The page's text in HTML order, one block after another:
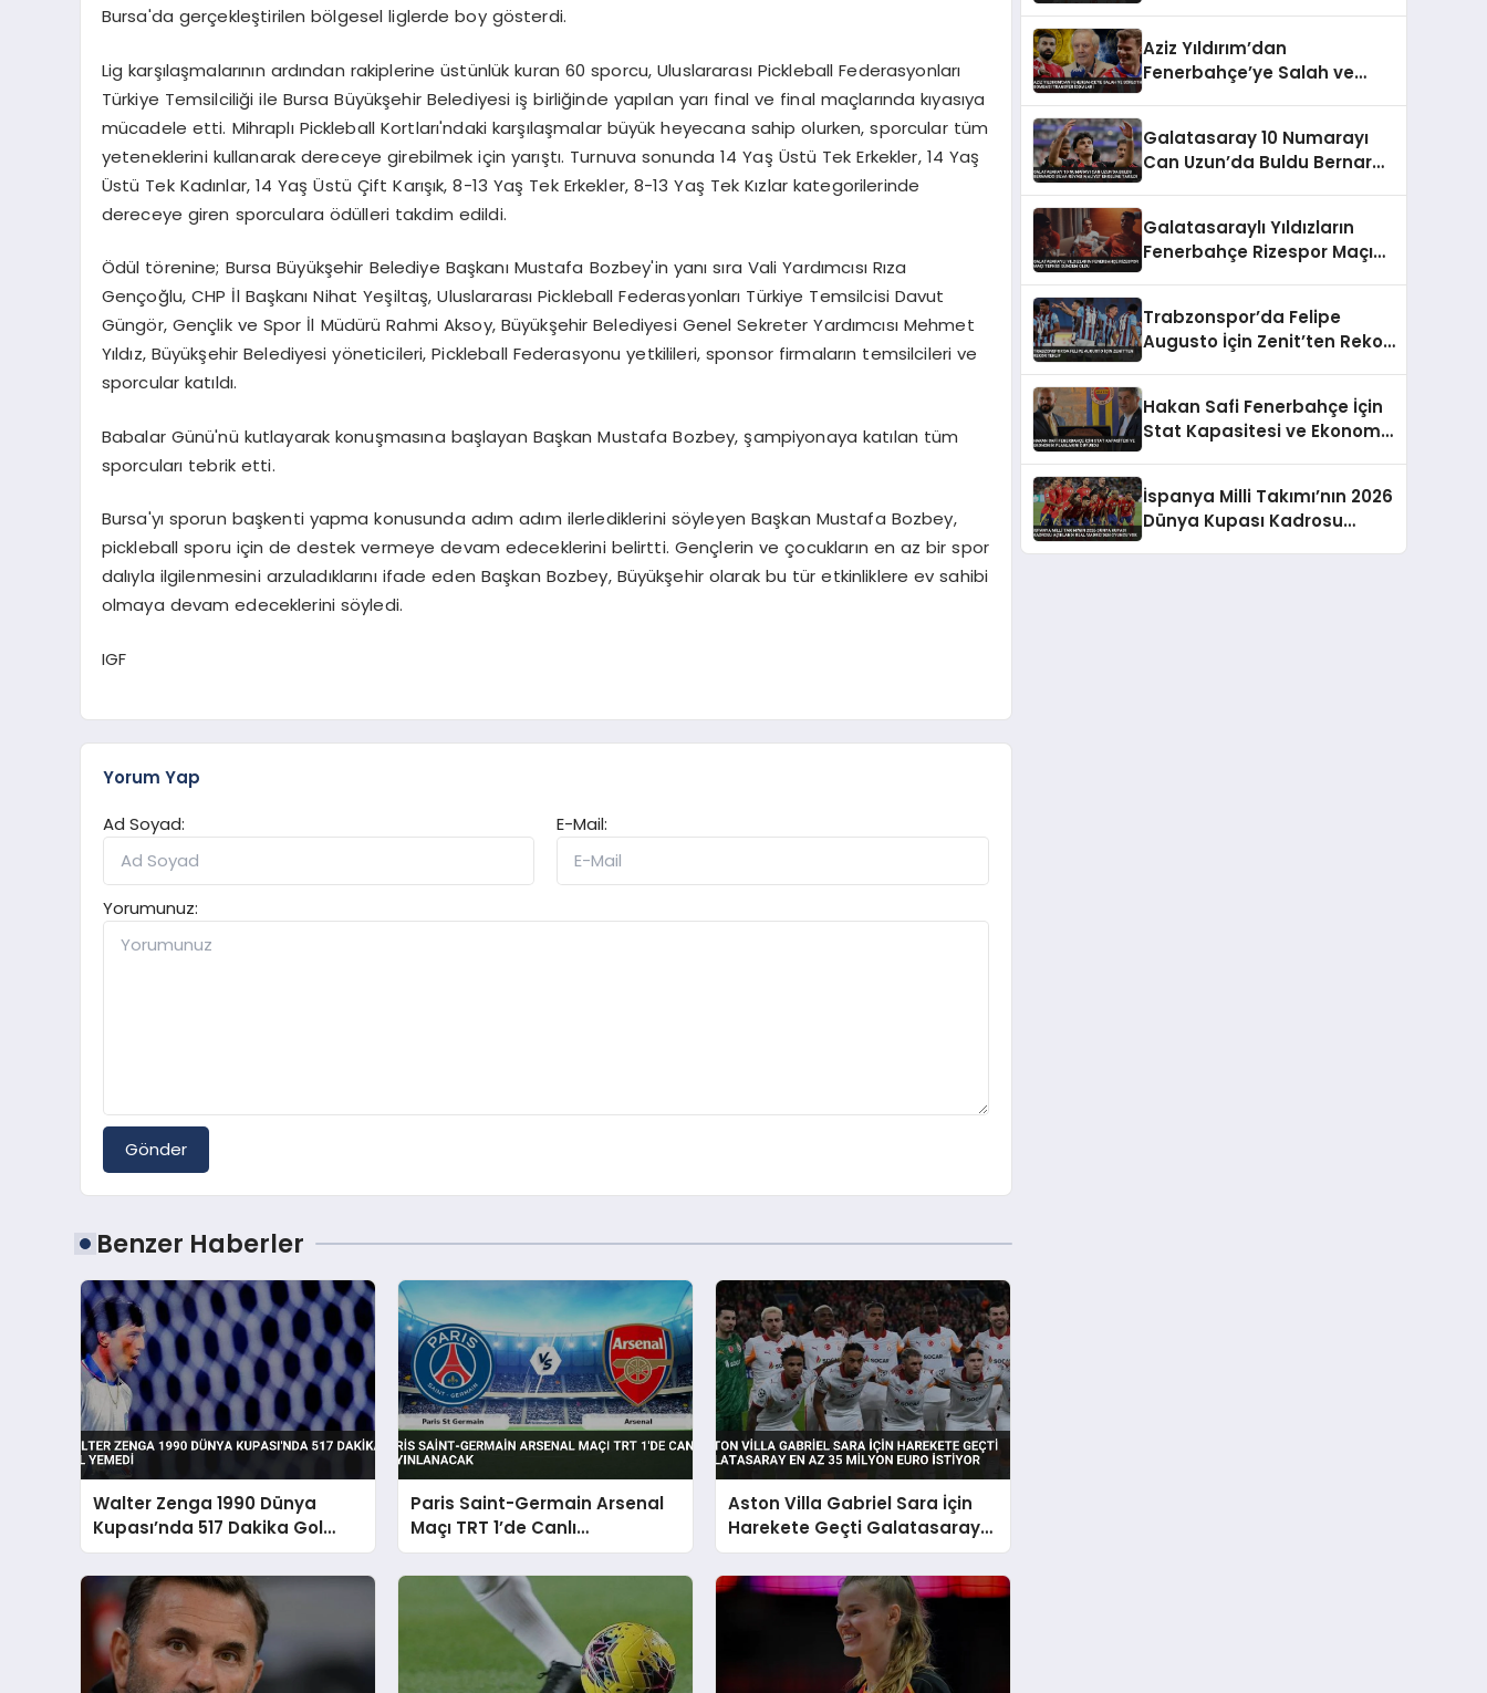
Bursa'da gerçekleştirilen bölgesel liglerde boy gösterdi.
Lig karşılaşmalarının ardından rakiplerine üstünlük kuran 60 sporcu, Uluslararası Pickleball Federasyonları
Türkiye Temsilciliği ile Bursa Büyükşehir Belediyesi iş birliğinde yapılan yarı final ve final maçlarında kıyasıya
mücadele etti. Mihraplı Pickleball Kortları'ndaki karşılaşmalar büyük heyecana sahip olurken, sporcular tüm
yeteneklerini kullanarak dereceye girebilmek için yarıştı. Turnuva sonunda 14 Yaş Üstü Tek Erkekler, 14 Yaş
Üstü Tek Kadınlar, 14 Yaş Üstü Çift Karışık, 8-13 Yaş Tek Erkekler, 8-13 Yaş Tek Kızlar kategorilerinde
dereceye giren sporculara ödülleri takdim edildi.
Ödül törenine; Bursa Büyükşehir Belediye Başkanı Mustafa Bozbey'in yanı sıra Vali Yardımcısı Rıza
Gençoğlu, CHP İl Başkanı Nihat Yeşiltaş, Uluslararası Pickleball Federasyonları Türkiye Temsilcisi Davut
Güngör, Gençlik ve Spor İl Müdürü Rahmi Aksoy, Büyükşehir Belediyesi Genel Sekreter Yardımcısı Mehmet
Yıldız, Büyükşehir Belediyesi yöneticileri, Pickleball Federasyonu yetkilileri, sponsor firmaların temsilcileri ve
sporcular katıldı.
Babalar Günü'nü kutlayarak konuşmasına başlayan Başkan Mustafa Bozbey, şampiyonaya katılan tüm
sporcuları tebrik etti.
Bursa'yı sporun başkenti yapma konusunda adım adım ilerlediklerini söyleyen Başkan Mustafa Bozbey,
pickleball sporu için de destek vermeye devam edeceklerini belirtti. Gençlerin ve çocukların en az bir spor
dalıyla ilgilenmesini arzuladıklarını ifade eden Başkan Bozbey, Büyükşehir olarak bu tür etkinliklere ev sahibi
olmaya devam edeceklerini söyledi.
IGF
Yorum Yap
Ad Soyad:
E-Mail:
Yorumunuz:
Gönder
Benzer Haberler
Walter Zenga 1990 Dünya
Kupası’nda 517 Dakika Gol
Yemedi
Paris Saint-Germain Arsenal
Maçı TRT 1’de Canlı
Yayınlanacak
Aston Villa Gabriel Sara İçin
Harekete Geçti Galatasaray
En Az 35 Milyon Euro İstiyor
Aziz Yıldırım’dan
Fenerbahçe’ye Salah ve
Galatasaray 10 Numarayı
Can Uzun’da Buldu Bernardo
Galatasaraylı Yıldızların
Fenerbahçe Rizespor Maçı
Trabzonspor’da Felipe
Augusto İçin Zenit’ten Rekor
Hakan Safi Fenerbahçe İçin
Stat Kapasitesi ve Ekonomik
İspanya Milli Takımı’nın 2026
Dünya Kupası Kadrosu